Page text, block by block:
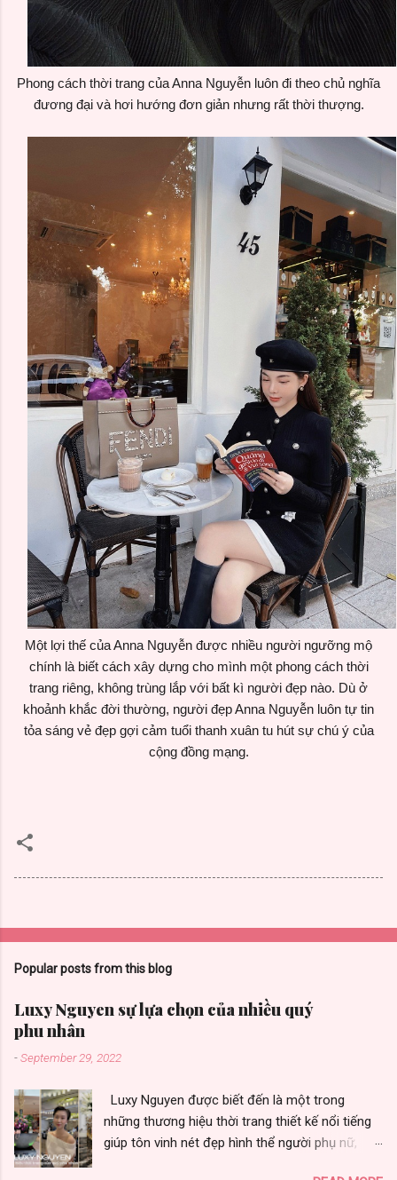
Phong cách thời trang của Anna Nguyễn luôn đi theo chủ nghĩa
đương đại và hơi hướng đơn giản nhưng rất thời thượng.
Một lợi thế của Anna Nguyễn được nhiều người ngưỡng mộ
chính là biết cách xây dựng cho mình một phong cách thời
trang riêng, không trùng lắp với bất kì người đẹp nào. Dù ở
khoảnh khắc đời thường, người đẹp Anna Nguyễn luôn tự tin
tỏa sáng vẻ đẹp gợi cảm tuổi thanh xuân tu hút sự chú ý của
cộng đồng mạng.
Popular posts from this blog
Luxy Nguyen sự lựa chọn của nhiều quý
phu nhân
-September 29, 2022
Luxy Nguyen được biết đến là một trong
những thương hiệu thời trang thiết kế nổi tiếng
giúp tôn vinh nét đẹp hình thể người phụ nữ,